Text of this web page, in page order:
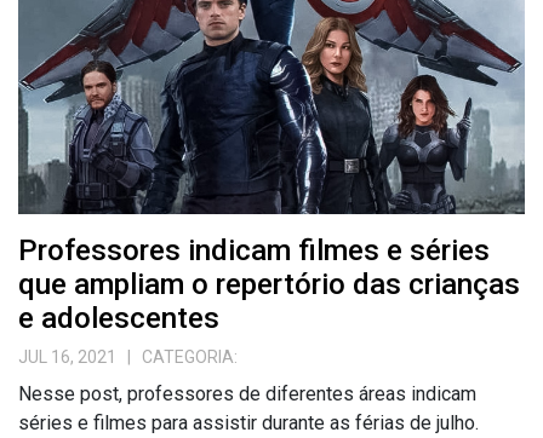
Professores indicam filmes e séries
que ampliam o repertório das crianças
e adolescentes
JUL 16, 2021 | CATEGORIA:
Nesse post, professores de diferentes áreas indicam
séries e filmes para assistir durante as férias de julho.